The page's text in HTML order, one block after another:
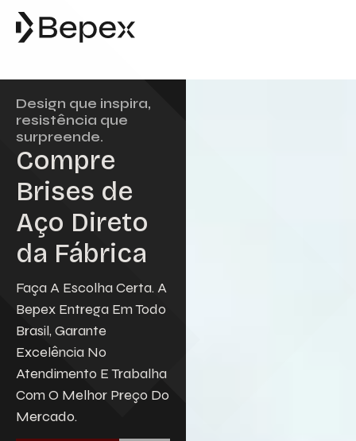
Design que inspira,
resistência que
surpreende.
Compre
Brises de
Aço Direto
da Fábrica
Faça A Escolha Certa. A
Bepex Entrega Em Todo
Brasil, Garante
Excelência No
Atendimento E Trabalha
Com O Melhor Preço Do
Mercado.
um orçamento. Nossa equipe
atender às suas solicitações com
Email
Empresa
Descreva aqui seu projeto e
que nós iremos avaliar e propor a